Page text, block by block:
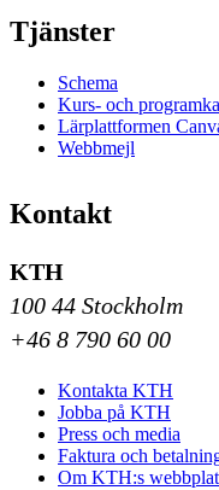
Tjänster
Schema
Kurs- och
Lärplattformen
Webbmejl
Kontakt
KTH
100 44 Stockholm
+46 8 790 60 00
Kontakta KTH
Jobba på KTH
Press och media
Faktura och
Om KTH:s